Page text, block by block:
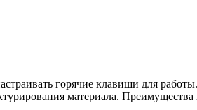
горячие клавиши для
материала.